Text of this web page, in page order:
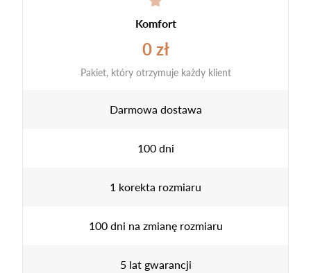
Komfort
0 zł
Pakiet, który otrzymuje każdy klient
Darmowa dostawa
100 dni
1 korekta rozmiaru
100 dni na zmianę rozmiaru
5 lat gwarancji